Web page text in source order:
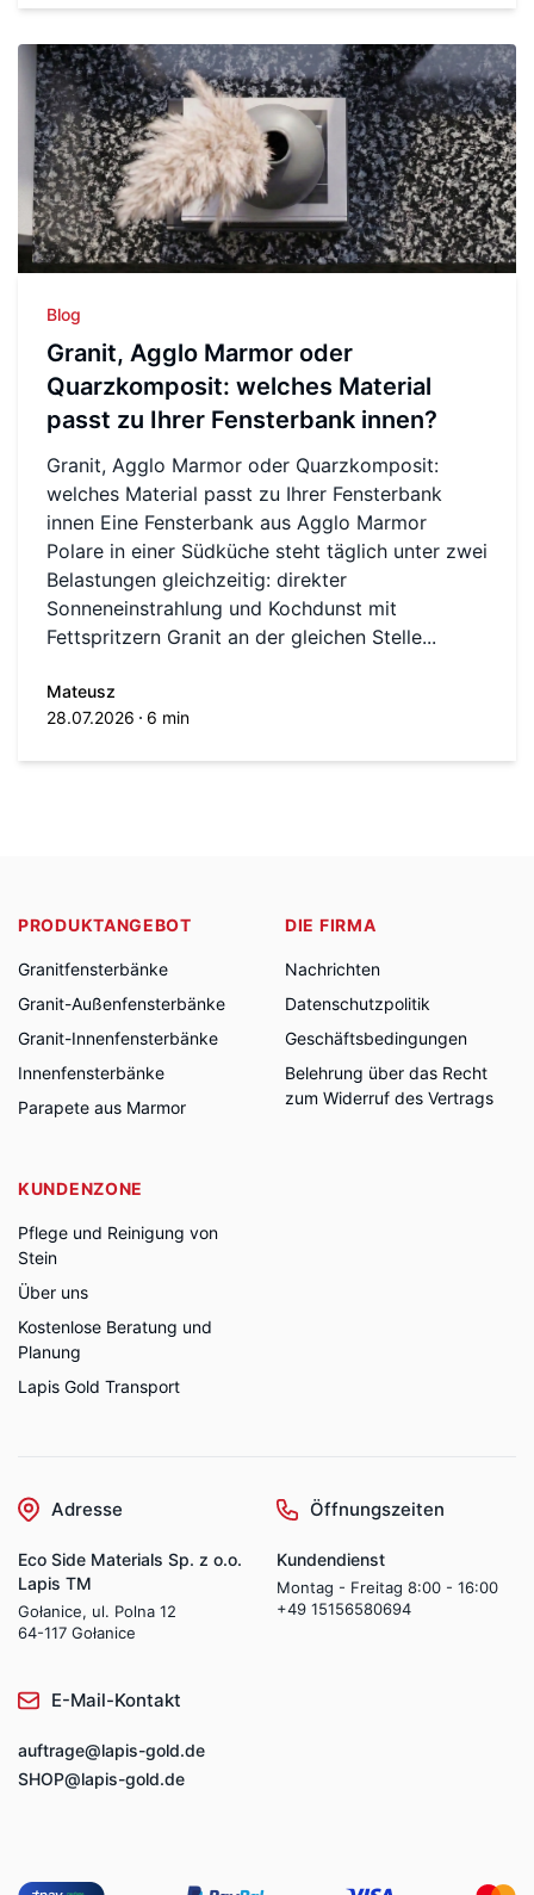
Blog
Granit, Agglo Marmor oder
Quarzkomposit: welches Material
passt zu Ihrer Fensterbank innen?
Granit, Agglo Marmor oder Quarzkomposit:
welches Material passt zu Ihrer Fensterbank
innen Eine Fensterbank aus Agglo Marmor
Polare in einer Südküche steht täglich unter zwei
Belastungen gleichzeitig: direkter
Sonneneinstrahlung und Kochdunst mit
Fettspritzern Granit an der gleichen Stelle...
Mateusz
28.07.2026
6 min
PRODUKTANGEBOT
Granitfensterbänke
Granit-Außenfensterbänke
Granit-Innenfensterbänke
Innenfensterbänke
Parapete aus Marmor
DIE FIRMA
Nachrichten
Datenschutzpolitik
Geschäftsbedingungen
Belehrung über das Recht
zum Widerruf des Vertrags
KUNDENZONE
Pflege und Reinigung von
Stein
Über uns
Kostenlose Beratung und
Planung
Lapis Gold Transport
Adresse
Eco Side Materials Sp. z o.o.
Lapis TM
Gołanice, ul. Polna 12
64-117 Gołanice
Öffnungszeiten
Kundendienst
Montag - Freitag 8:00 - 16:00
+49 15156580694
E-Mail-Kontakt
auftrage@lapis-gold.de
SHOP@lapis-gold.de